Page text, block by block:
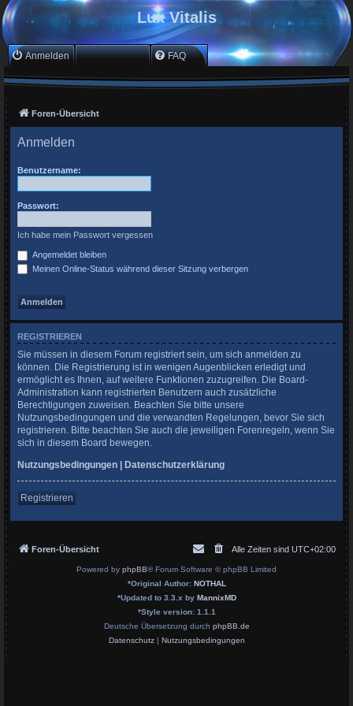
Lux Vitalis
Anmelden Registrieren FAQ
Foren-Übersicht
Anmelden
Benutzername:
Passwort:
Ich habe mein Passwort vergessen
Angemeldet bleiben
Meinen Online-Status während dieser Sitzung verbergen
REGISTRIEREN
Sie müssen in diesem Forum registriert sein, um sich anmelden zu
können. Die Registrierung ist in wenigen Augenblicken erledigt und
ermöglicht es Ihnen, auf weitere Funktionen zuzugreifen. Die Board-
Administration kann registrierten Benutzern auch zusätzliche
Berechtigungen zuweisen. Beachten Sie bitte unsere
Nutzungsbedingungen und die verwandten Regelungen, bevor Sie sich
registrieren. Bitte beachten Sie auch die jeweiligen Forenregeln, wenn Sie
sich in diesem Board bewegen.
Nutzungsbedingungen | Datenschutzerklärung
Registrieren
Foren-Übersicht Alle Zeiten sind UTC+02:00
Powered by phpBB® Forum Software © phpBB Limited
*Original Author: NOTHAL
*Updated to 3.3.x by MannixMD
*Style version: 1.1.1
Deutsche Übersetzung durch phpBB.de
Datenschutz| Nutzungsbedingungen